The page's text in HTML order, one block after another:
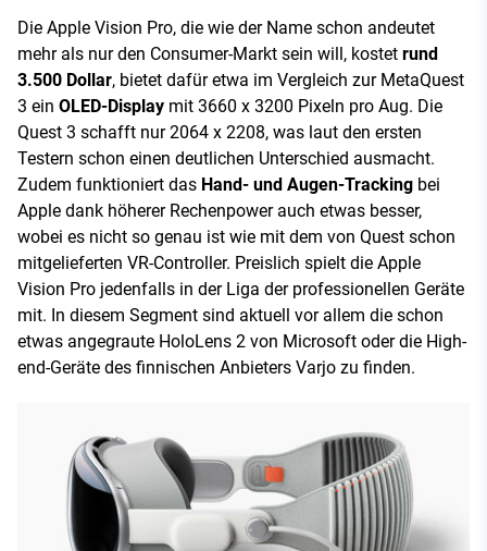
Die Apple Vision Pro, die wie der Name schon andeutet
mehr als nur den Consumer-Markt sein will, kostet rund
3.500 Dollar, bietet dafür etwa im Vergleich zur MetaQuest
3 ein OLED-Display mit 3660 x 3200 Pixeln pro Aug. Die
Quest 3 schafft nur 2064 x 2208, was laut den ersten
Testern schon einen deutlichen Unterschied ausmacht.
Zudem funktioniert das Hand- und Augen-Tracking bei
Apple dank höherer Rechenpower auch etwas besser,
wobei es nicht so genau ist wie mit dem von Quest schon
mitgelieferten VR-Controller. Preislich spielt die Apple
Vision Pro jedenfalls in der Liga der professionellen Geräte
mit. In diesem Segment sind aktuell vor allem die schon
etwas angegraute HoloLens 2 von Microsoft oder die High-
end-Geräte des finnischen Anbieters Varjo zu finden.